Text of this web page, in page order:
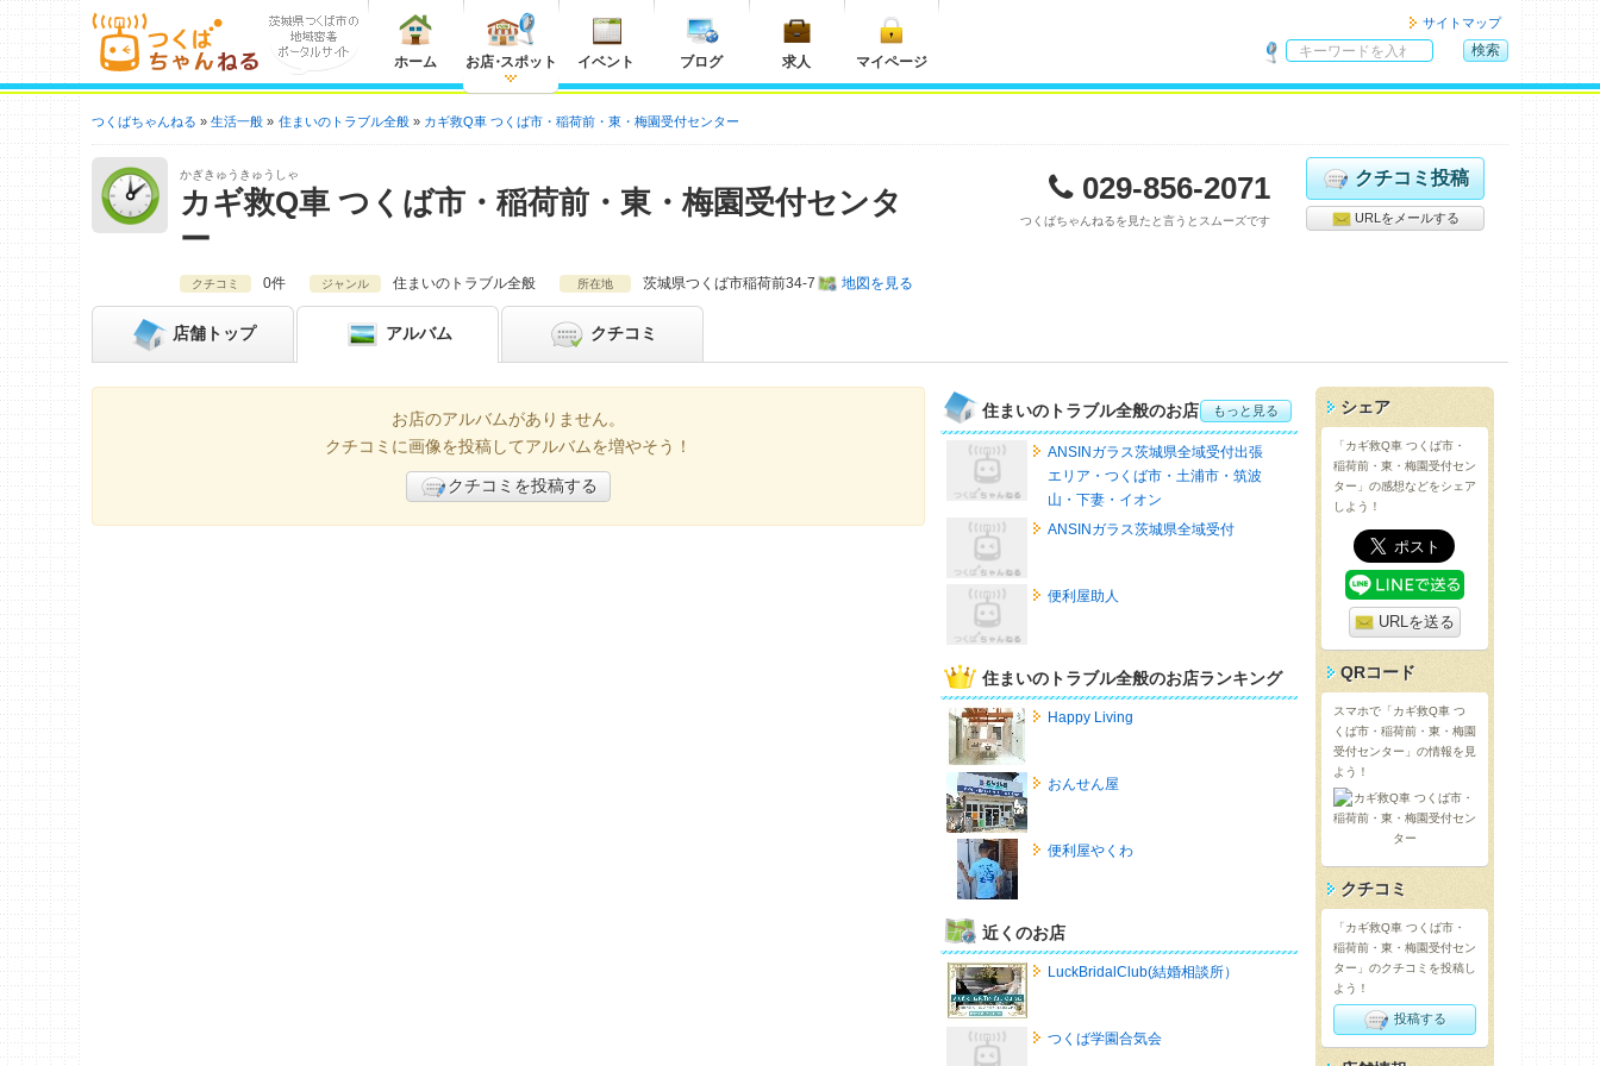
ホーム お店・スポット イベント ブログ 求人 マイページ
サイトマップ
内
索
検索
つくばちゃんねる 生活一般 住まいのトラブル全般 カギ救Q車 つくば市・稲荷前・東・梅園受付センター
かぎきゅうきゅうしゃ
カギ救Q車 つくば市・稲荷前・東・梅園受付センタ
ー
029-856-2071
つくばちゃんねるを見たと言うとスムーズです
クチコミ投稿
URLをメールする
クチコミ 0件 ジャンル 住まいのトラブル全般 所在地 茨城県つくば市稲荷前34-7 地図を見る
店舗 トップ アルバム クチコミ
お店のアルバムがありません。
クチコミに画像を投稿してアルバムを増やそう！
クチコミを投稿する
住まいのトラブル全般のお店 もっと見る
ANSINガラス茨城県全域受付出張
エリア・つくば市・土浦市・筑波
山・下妻・イオン
ANSINガラス茨城県全域受付
便利屋助人
住まいのトラブル全般のお店ランキング
Happy Living
おんせん屋
便利屋やくわ
近くのお店
LuckBridalClub(結婚相談所）
つくば学園合気会
シェア
「カギ救Q車 つくば市・
稲荷前・東・梅園受付セン
ター」の感想などをシェア
しよう！
URLを送る
QRコード
スマホで「カギ救Q車 つ
くば市・稲荷前・東・梅園
受付センター」の情報を見
よう！
クチコミ
「カギ救Q車 つくば市・
稲荷前・東・梅園受付セン
ター」のクチコミを投稿し
よう！
投稿する